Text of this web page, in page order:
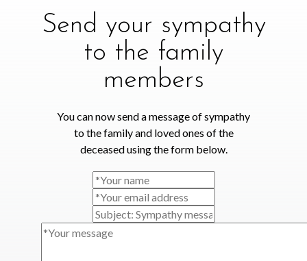
Send your sympathy
to the family
members
You can now send a message of sympathy
to the family and loved ones of the
deceased using the form below.